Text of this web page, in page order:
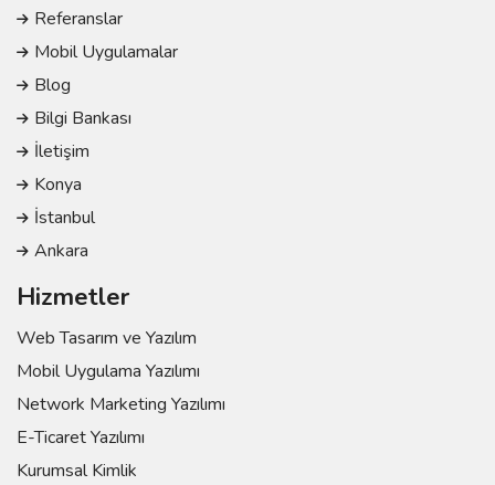
Referanslar
Mobil Uygulamalar
Blog
Bilgi Bankası
İletişim
Konya
İstanbul
Ankara
Hizmetler
Web Tasarım ve Yazılım
Mobil Uygulama Yazılımı
Network Marketing Yazılımı
E-Ticaret Yazılımı
Kurumsal Kimlik